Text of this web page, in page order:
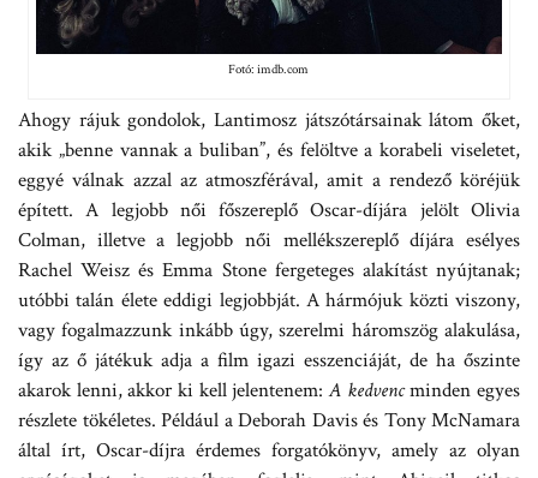
Fotó: imdb.com
Ahogy rájuk gondolok, Lantimosz játszótársainak látom őket,
akik „benne vannak a buliban”, és felöltve a korabeli viseletet,
eggyé válnak azzal az atmoszférával, amit a rendező köréjük
épített. A legjobb női főszereplő Oscar-díjára jelölt Olivia
Colman, illetve a legjobb női mellékszereplő díjára esélyes
Rachel Weisz és Emma Stone fergeteges alakítást nyújtanak;
utóbbi talán élete eddigi legjobbját. A hármójuk közti viszony,
vagy fogalmazzunk inkább úgy, szerelmi háromszög alakulása,
így az ő játékuk adja a film igazi esszenciáját, de ha őszinte
akarok lenni, akkor ki kell jelentenem:A kedvencminden egyes
részlete tökéletes. Például a Deborah Davis és Tony McNamara
által írt, Oscar-díjra érdemes forgatókönyv, amely az olyan